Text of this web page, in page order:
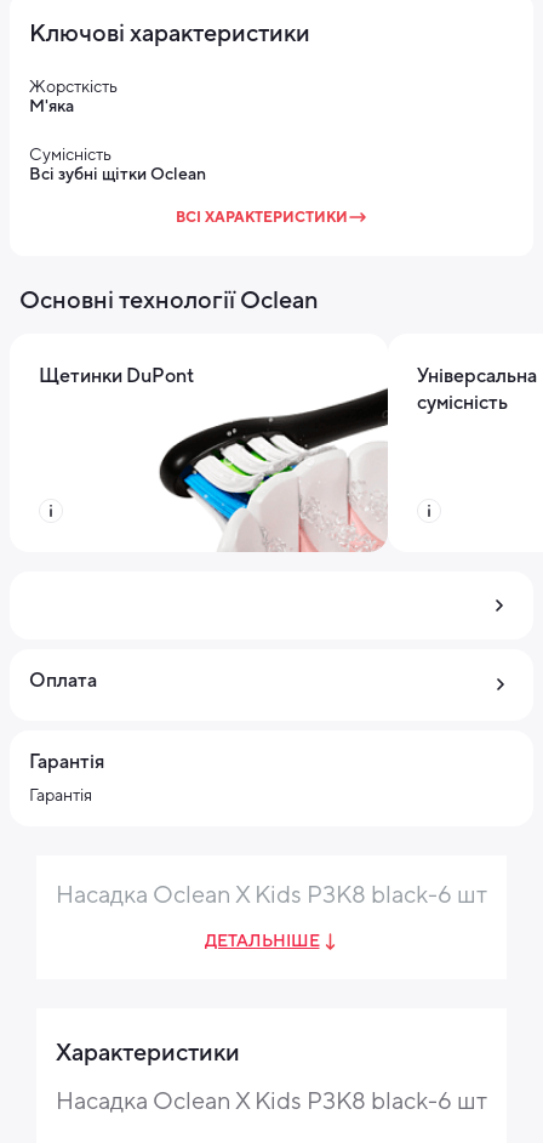
Ключові характеристики
Жорсткість
М'яка
Сумісність
Всі зубні щітки Oclean
ВСІ ХАРАКТЕРИСТИКИ
Основні технології Oclean
Щетинки DuPont
Універсальна
сумісність
Оплата
Гарантія
Гарантія
Насадка Oclean X Kids P3K8 black-6 шт
ДЕТАЛЬНІШЕ
Характеристики
Насадка Oclean X Kids P3K8 black-6 шт